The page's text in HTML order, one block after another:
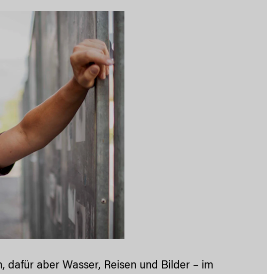
dafür aber Wasser, Reisen und Bilder – im